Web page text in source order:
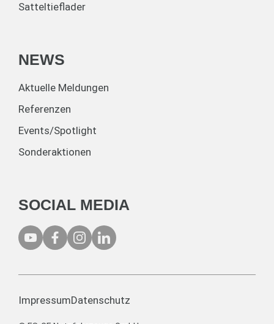
Satteltieflader
NEWS
Aktuelle Meldungen
Referenzen
Events/Spotlight
Sonderaktionen
SOCIAL MEDIA
ImpressumDatenschutz